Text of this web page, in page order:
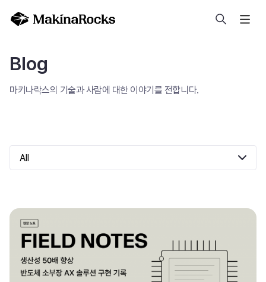
Blog
마키나락스의 기술과 사람에 대한 이야기를 전합니다.
All